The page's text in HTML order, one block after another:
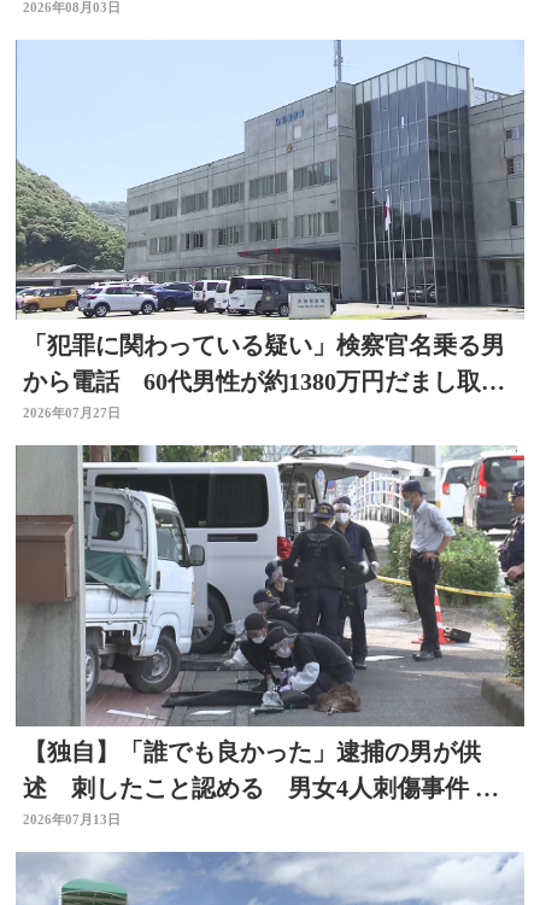
大分
2026年08月03日
「犯罪に関わっている疑い」検察官名乗る男
から電話 60代男性が約1380万円だまし取ら
れる 大分
2026年07月27日
【独自】「誰でも良かった」逮捕の男が供
述 刺したこと認める 男女4人刺傷事件 被
害者と面識なし 大分
2026年07月13日